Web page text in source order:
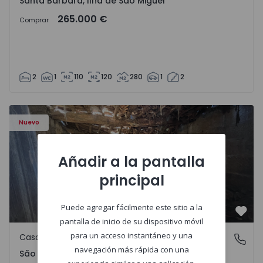
Comprar 265.000 €
2 1 110 120 280 1 2
Nuevo
Casa Vila Real, São Tomé do Castelo e Justes - 1575189 - 1
São Tomé do Castelo e Justes, Vila Real
Casa de Campo
São Tomé do Castelo e Justes, Vila Real
Añadir a la pantalla
principal
Puede agregar fácilmente este sitio a la
pantalla de inicio de su dispositivo móvil
para un acceso instantáneo y una
navegación más rápida con una